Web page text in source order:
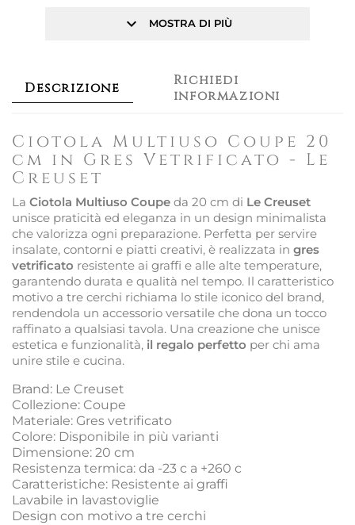
keyboard_arrow_down MOSTRA DI PIÙ
Descrizione
Richiedi
informazioni
Ciotola Multiuso Coupe 20
cm in Gres Vetrificato - Le
Creuset
La Ciotola Multiuso Coupe da 20 cm di Le Creuset
unisce praticità ed eleganza in un design minimalista
che valorizza ogni preparazione. Perfetta per servire
insalate, contorni e piatti creativi, è realizzata in gres
vetrificato resistente ai graffi e alle alte temperature,
garantendo durata e qualità nel tempo. Il caratteristico
motivo a tre cerchi richiama lo stile iconico del brand,
rendendola un accessorio versatile che dona un tocco
raffinato a qualsiasi tavola. Una creazione che unisce
estetica e funzionalità, il regalo perfetto per chi ama
unire stile e cucina.
Brand: Le Creuset
Collezione: Coupe
Materiale: Gres vetrificato
Colore: Disponibile in più varianti
Dimensione: 20 cm
Resistenza termica: da -23 c a +260 c
Caratteristiche: Resistente ai graffi
Lavabile in lavastoviglie
Design con motivo a tre cerchi